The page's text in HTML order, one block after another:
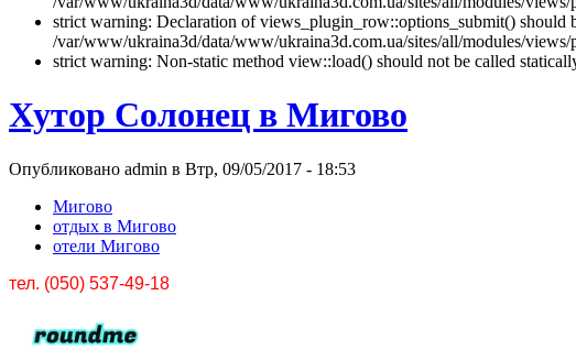
strict warning: Declaration of views_plugin_row::options_submit()
/var/www/ukraina3d/data/www/ukraina3d.com.ua/sites/all/modules/
strict warning: Non-static method view::load() should not be called
Хутор Солонец в Мигово
Опубликовано admin в Втр, 09/05/2017 - 18:53
Мигово
отдых в Мигово
отели Мигово
тел. (050) 537-49-18